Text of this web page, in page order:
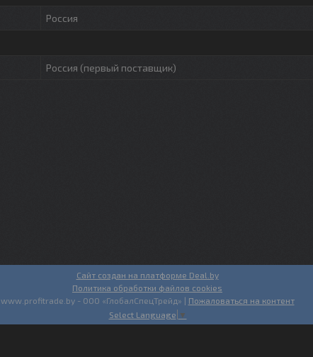
Россия
Россия (первый поставщик)
Сайт создан на платформе Deal.by
Политика обработки файлов cookies
www.profitrade.by - ООО «ГлобалСпецТрейд» | Пожаловаться на контент
Select Language ▼